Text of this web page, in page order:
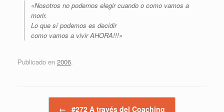
«Nosotros no podemos elegir cuando o como vamos a
morir.
Lo que sí podemos es decidir
como vamos a vivir AHORA!!!»
Publicado en 2006.
← #272 A través del Coaching